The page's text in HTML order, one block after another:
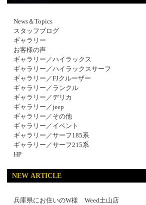
News＆Topics
スタッフブログ
ギャラリー
お客様の声
ギャラリー／ハイラックス
ギャラリー／ハイラックスサーフ
ギャラリー／FJクルーザー
ギャラリー／ランクル
ギャラリー／デリカ
ギャラリー／jeep
ギャラリー／その他
ギャラリー／イベント
ギャラリー／サーフ185系
ギャラリー／サーフ215系
HP
NEW ARTICLE
兵庫県にお住いのW様 Weed土山店